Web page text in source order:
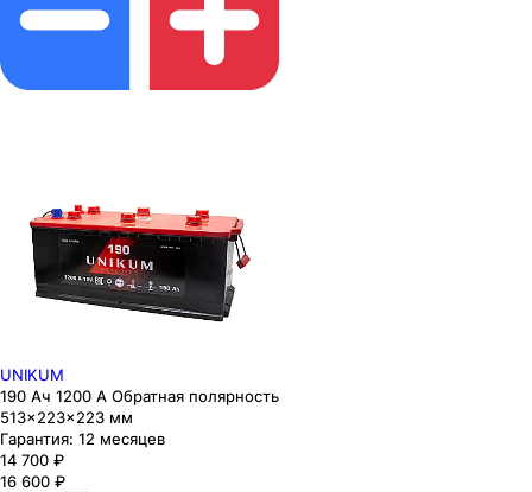
UNIKUM
190 Ач 1200 А Обратная полярность
513×223×223 мм
Гарантия: 12 месяцев
14 700 ₽
16 600 ₽